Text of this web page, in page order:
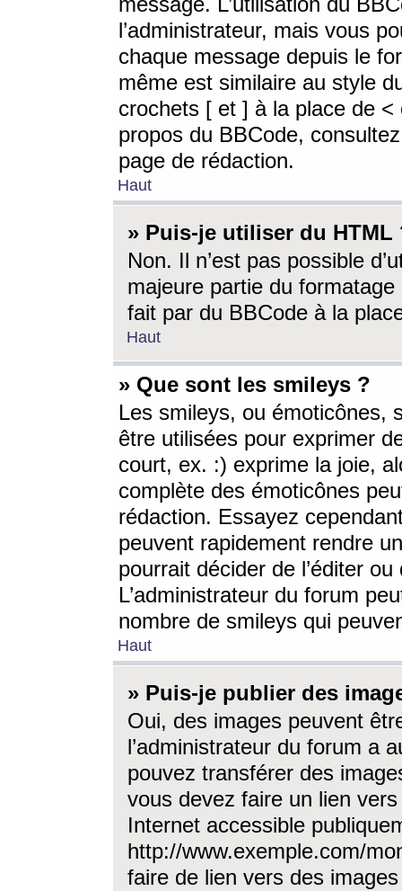
l’administrateur, mais vous
chaque message depuis le
même est similaire au style
crochets [ et ] à la place de <
propos du BBCode,
page de rédaction.
Haut
» Puis-je utiliser du HTML
Non. Il n’est pas possible
majeure partie du
fait par du BBCode à la
Haut
» Que sont les smileys ?
Les smileys, ou émoticônes,
être utilisées pour exprimer
court, ex. :) exprime la joie,
complète des émoticônes
rédaction. Essayez
peuvent rapidement rendre
pourrait décider de l’éditer
L’administrateur du forum
nombre de smileys qui
Haut
» Puis-je publier des
Oui, des images peuvent
l’administrateur du forum a
pouvez transférer des
vous devez faire un lien
Internet accessible
http://www.exemple.com/
faire de lien vers des